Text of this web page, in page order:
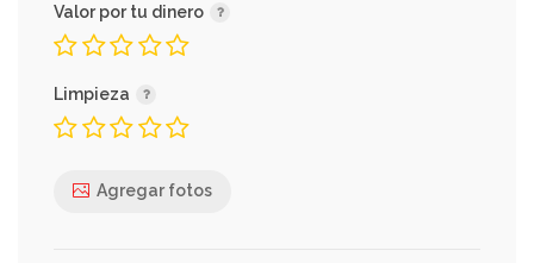
Valor por tu dinero
Limpieza
Agregar fotos